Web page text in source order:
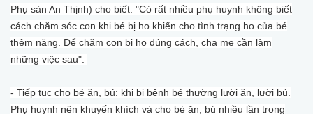
Phụ sản An Thịnh) cho biết: "Có rất nhiều phụ huynh không biết
cách chăm sóc con khi bé bị ho khiến cho tình trạng ho của bé
thêm nặng. Để chăm con bị ho đúng cách, cha mẹ cần làm
những việc sau":
- Tiếp tục cho bé ăn, bú: khi bị bệnh bé thường lười ăn, lười bú.
Phụ huynh nên khuyến khích và cho bé ăn, bú nhiều lần trong